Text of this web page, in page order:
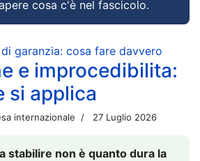
cosa c'è nel fascicolo.
garanzia: cosa fare davvero
e improcedibilita:
si applica
internazionale 27 Luglio 2026
stabilire non è quanto dura la